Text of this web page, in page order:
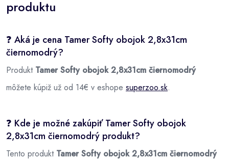
produktu
❓ Aká je cena Tamer Softy obojok 2,8x31cm
čiernomodrý?
Produkt Tamer Softy obojok 2,8x31cm čiernomodrý
môžete kúpiž už od 14€ v eshope superzoo.sk.
❓ Kde je možné zakúpiť Tamer Softy obojok
2,8x31cm čiernomodrý produkt?
Tento produkt Tamer Softy obojok 2,8x31cm čiernomodrý